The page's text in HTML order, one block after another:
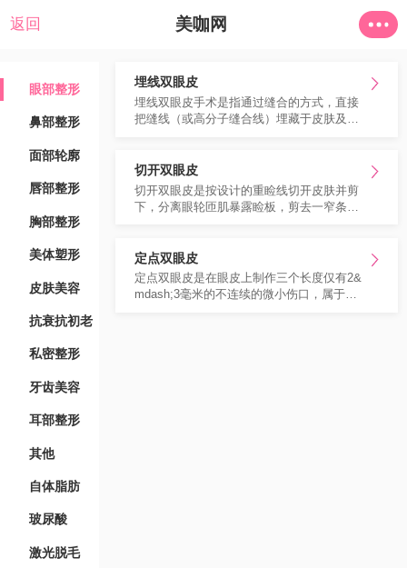
返回 美咖网
眼部整形
鼻部整形
面部轮廓
唇部整形
胸部整形
美体塑形
皮肤美容
抗衰抗初老
私密整形
牙齿美容
耳部整形
其他
自体脂肪
玻尿酸
激光脱毛
埋线双眼皮
埋线双眼皮手术是指通过缝合的方式，直接
把缝线（或高分子缝合线）埋藏于皮肤及睑
切开双眼皮
切开双眼皮是按设计的重睑线切开皮肤并剪
下，分离眼轮匝肌暴露睑板，剪去一窄条眼
定点双眼皮
定点双眼皮是在眼皮上制作三个长度仅有2&
mdash;3毫米的不连续的微小伤口，属于半